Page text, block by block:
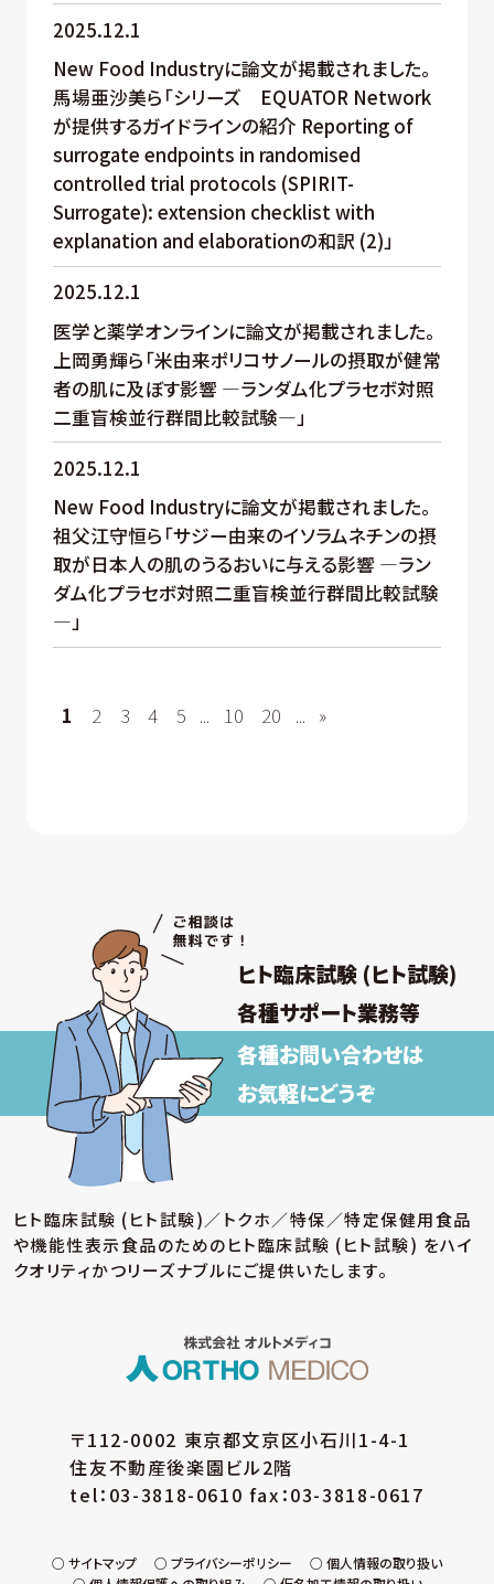
2025.12.1
New Food Industryに論文が掲載されました。
馬場亜沙美ら「シリーズ EQUATOR Network
が提供するガイドラインの紹介 Reporting of
surrogate endpoints in randomised
controlled trial protocols (SPIRIT-
Surrogate): extension checklist with
explanation and elaborationの和訳 (2)」
2025.12.1
医学と薬学オンラインに論文が掲載されました。
上岡勇輝ら「米由来ポリコサノールの摂取が健常
者の肌に及ぼす影響 —ランダム化プラセボ対照
二重盲検並行群間比較試験—」
2025.12.1
New Food Industryに論文が掲載されました。
祖父江守恒ら「サジー由来のイソラムネチンの摂
取が日本人の肌のうるおいに与える影響 —ラン
ダム化プラセボ対照二重盲検並行群間比較試験
—」
1 2 3 4 5 ... 10 20 ... »
ヒト臨床試験 (ヒト試験)
各種サポート業務等
各種お問い合わせは
お気軽にどうぞ
ヒト臨床試験 (ヒト試験)／トクホ／特保／特定保健用食品
や機能性表示食品のためのヒト臨床試験 (ヒト試験) をハイ
クオリティかつリーズナブルにご提供いたします。
〒112-0002 東京都文京区小石川1-4-1
住友不動産後楽園ビル2階
tel：03-3818-0610 fax：03-3818-0617
サイトマップ プライバシーポリシー
個人情報の取り扱い